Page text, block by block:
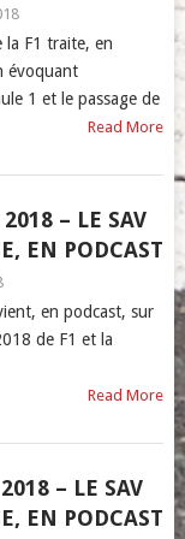
la F1 traite, en
évoquant
1 et le passage de
Read More
– LE SAV
EN PODCAST
en podcast, sur
de F1 et la
Read More
– LE SAV
EN PODCAST